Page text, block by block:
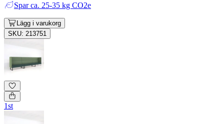
Spar ca. 25-35 kg CO2e
Lägg i varukorg
SKU: 213751
1st